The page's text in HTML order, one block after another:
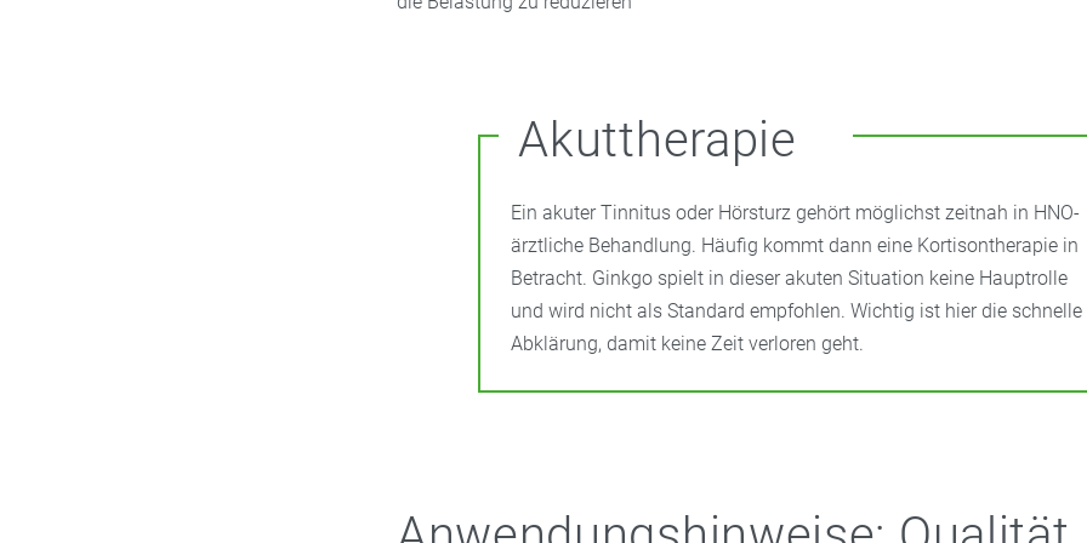
Akuttherapie
Ein akuter Tinnitus oder Hörsturz gehört möglichst zeitnah in HNO-
ärztliche Behandlung. Häufig kommt dann eine Kortisontherapie in
Betracht. Ginkgo spielt in dieser akuten Situation keine Hauptrolle
und wird nicht als Standard empfohlen. Wichtig ist hier die schnelle
Abklärung, damit keine Zeit verloren geht.